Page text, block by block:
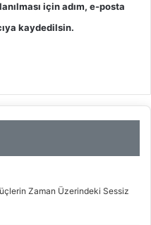
için adım, e-posta
kaydedilsin.
Zaman Üzerindeki Sessiz